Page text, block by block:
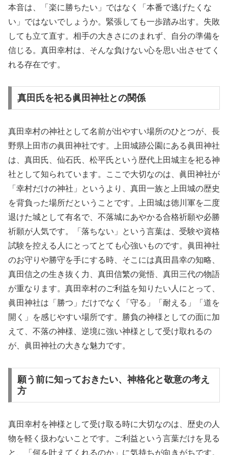
本音は、「楽に勝ちたい」ではなく「本番で逃げたくな
い」ではないでしょうか。緊張しても一歩踏み出す。失敗
しても立て直す。相手の大きさにのまれず、自分の準備を
信じる。真田幸村は、そんな負けない心を思い出させてく
れる存在です。
真田氏を祀る眞田神社との関係
真田幸村の神社として名前が出やすい場所のひとつが、長
野県上田市の眞田神社です。上田城跡公園にある眞田神社
は、真田氏、仙石氏、松平氏という歴代上田城主を祀る神
社として知られています。ここで大切なのは、眞田神社が
「幸村だけの神社」というより、真田一族と上田城の歴史
を背負った場所だということです。上田城は徳川軍を二度
退けた城として有名で、不落城にあやかる合格祈願や必勝
祈願が人気です。「落ちない」という言葉は、受験や資格
試験を控える人にとってとても心強いものです。眞田神社
のお守りや勝守を手にする時、そこには真田昌幸の知略、
真田信之の生き抜く力、真田信繁の覚悟、真田三代の物語
が重なります。真田幸村のご利益を知りたい人にとって、
眞田神社は「勝つ」だけでなく「守る」「耐える」「道を
開く」を感じやすい場所です。勝負の神様としての面に加
えて、不落の神様、逆境に強い神様として受け取れるの
が、眞田神社の大きな魅力です。
願う前に知っておきたい、神格化と敬意の考え
方
真田幸村を神様として受け取る時に大切なのは、歴史の人
物を軽く扱わないことです。ご利益という言葉だけを見る
と、「何を叶えてくれるのか」に気持ちが向きがちです。